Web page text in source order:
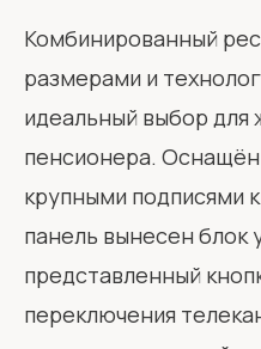
Комбинированный
размерами и
идеальный выбор для
пенсионера.
крупными подписями
панель вынесен блок
представленный
переключения